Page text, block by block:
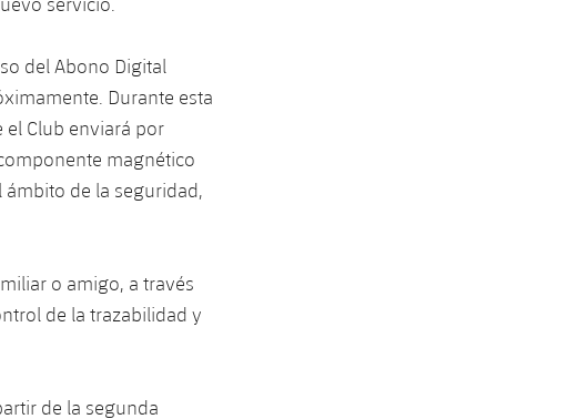
del Abono Digital
Durante esta
Club enviará por
magnético
ámbito de la seguridad,
o amigo, a través
de la trazabilidad y
de la segunda